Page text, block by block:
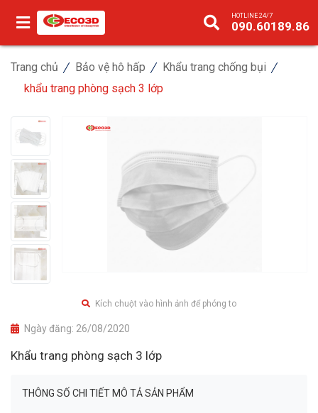
HOTLINE 24/7
090.60189.86
Trang chủ Bảo vệ hô hấp
Khẩu trang chống bụi
khẩu trang phòng sạch 3 lớp
Kích chuột vào hình ảnh để phóng to
Ngày đăng: 26/08/2020
Khẩu trang phòng sạch 3 lớp
THÔNG SỐ CHI TIẾT MÔ TẢ SẢN PHẨM